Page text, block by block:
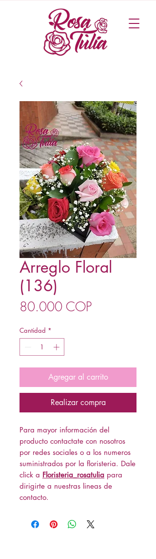
Arreglo Floral
(136)
80.000 COPPrecio
Cantidad *
Agregar al carrito
Realizar compra
Para mayor información del
producto contactate con nosotros
por redes sociales o a los numeros
suministrados por la floristeria. Dale
click a Floristeria_rosatulia para
dirigirte a nuestras lineas de
contacto.